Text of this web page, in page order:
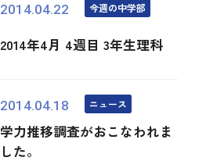
2014.04.22 今週の中学部
2014年4月 4週目 3年生理科
2014.04.18 ニュース
学力推移調査がおこなわれま
した。